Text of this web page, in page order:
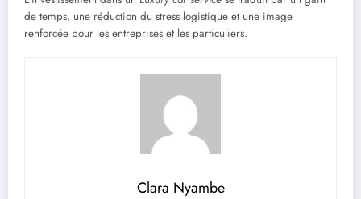
de temps, une réduction du stress logistique et une image
renforcée pour les entreprises et les particuliers.
Clara Nyambe